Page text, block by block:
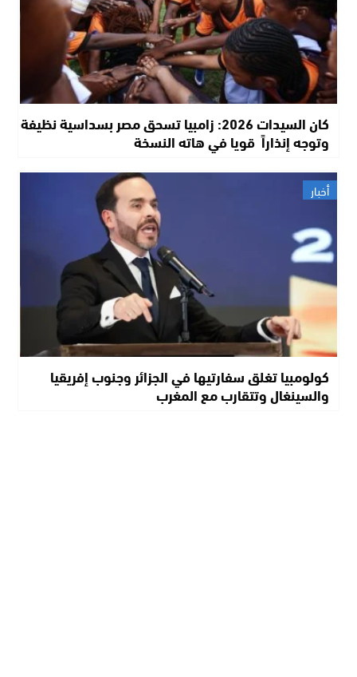
كان السيدات 2026: زامبيا تسحق مصر بسداسية نظيفة
وتوجه إنذاراً قويا في هاته النسخة
أخبار
كولومبيا تغلق سفارتيها في الجزائر وجنوب إفريقيا
والسينغال وتتقارب مع المغرب